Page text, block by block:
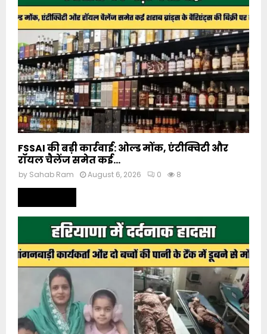
FSSAI की बड़ी कार्रवाई: ओल्ड मोंक, एंटीक्विटी और
रॉयल चैलेंज समेत कई...
by Sahab Ram August 6, 2026 0 8